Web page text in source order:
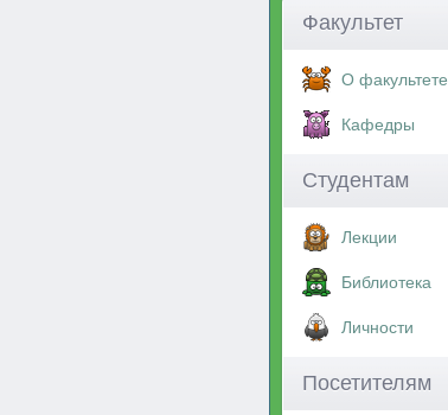
Факультет
О факультете
Кафедры
Студентам
Лекции
Библиотека
Личности
Посетителям